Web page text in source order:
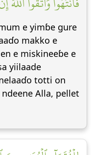
e yimɓe gure
makko e
e miskineeɓe e
yiilaade
totti on
Alla, pellet